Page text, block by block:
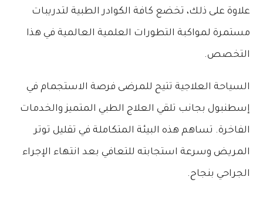
علاوة على ذلك، تخضع كافة الكوادر الطبية لتدريبات
مستمرة لمواكبة التطورات العلمية العالمية في هذا
التخصص.
السياحة العلاجية تتيح للمرضى فرصة الاستجمام في
إسطنبول بجانب تلقي العلاج الطبي المتميز والخدمات
الفاخرة. تساهم هذه البيئة المتكاملة في تقليل توتر
المريض وسرعة استجابته للتعافي بعد انتهاء الإجراء
الجراحي بنجاح.